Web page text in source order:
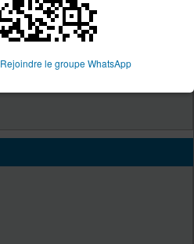
Rejoindre le groupe WhatsApp